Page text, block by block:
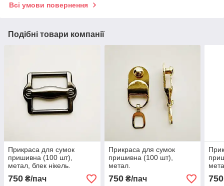
Всі умови повернення
Подібні товари компанії
Прикраса для сумок
пришивна (100 шт),
метал, блек нікель.
750 ₴/пач
Прикраса для сумок
пришивна (100 шт),
метал.
750₴/пач 750